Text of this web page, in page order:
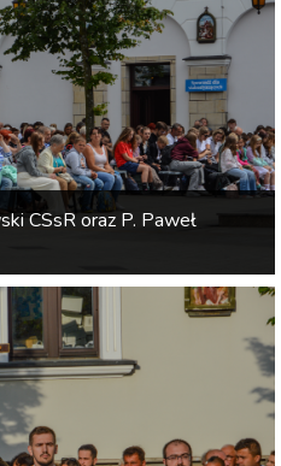
CSsR oraz P. Paweł